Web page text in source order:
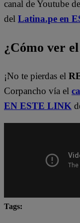
canal de Youtube de
del Latina.pe en
¿Cómo ver
¡No te pierdas el
Corpancho vía el
EN ESTE LINK
Tags: